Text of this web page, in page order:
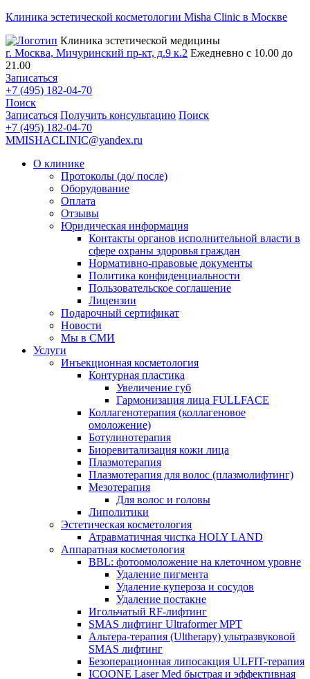
Клиника эстетической косметологии Misha Clinic в Москве
Клиника эстетической медицины
г. Москва, Мичуринский пр-кт, д.9 к.2 Ежедневно с 10.00 до
21.00
Записаться
+7 (495) 182-04-70
Поиск
Записаться Получить консультацию Поиск
+7 (495) 182-04-70
MMISHACLINIC@yandex.ru
О клинике
Протоколы (до/ после)
Оборудование
Оплата
Отзывы
Юридическая информация
Контакты органов исполнительной власти в
сфере охраны здоровья граждан
Нормативно-правовые документы
Политика конфиденциальности
Пользовательское соглашение
Лицензии
Подарочный сертификат
Новости
Мы в СМИ
Услуги
Инъекционная косметология
Контурная пластика
Увеличение губ
Гармонизация лица FULLFACE
Коллагенотерапия (коллагеновое
омоложение)
Ботулинотерапия
Биоревитализация кожи лица
Плазмотерапия
Плазмотерапия для волос (плазмолифтинг)
Мезотерапия
Для волос и головы
Липолитики
Эстетическая косметология
Атравматичная чистка HOLY LAND
Аппаратная косметология
BBL: фотоомоложение на клеточном уровне
Удаление пигмента
Удаление купероза и сосудов
Удаление постакне
Игольчатый RF-лифтинг
SMAS лифтинг Ultraformer MPT
Альтера-терапия (Ultherapy) ультразвуковой
SMAS лифтинг
Безоперационная липосакция ULFIT-терапия
ICOONE Laser Med быстрая и эффективная